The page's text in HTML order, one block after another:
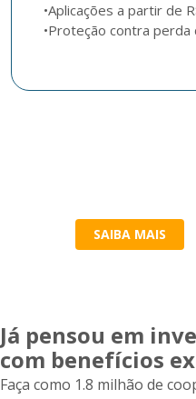
•Aplicações a partir de
SAIBA MAIS
Já pensou em
com benefícios
Faça como 1.8 milhão de